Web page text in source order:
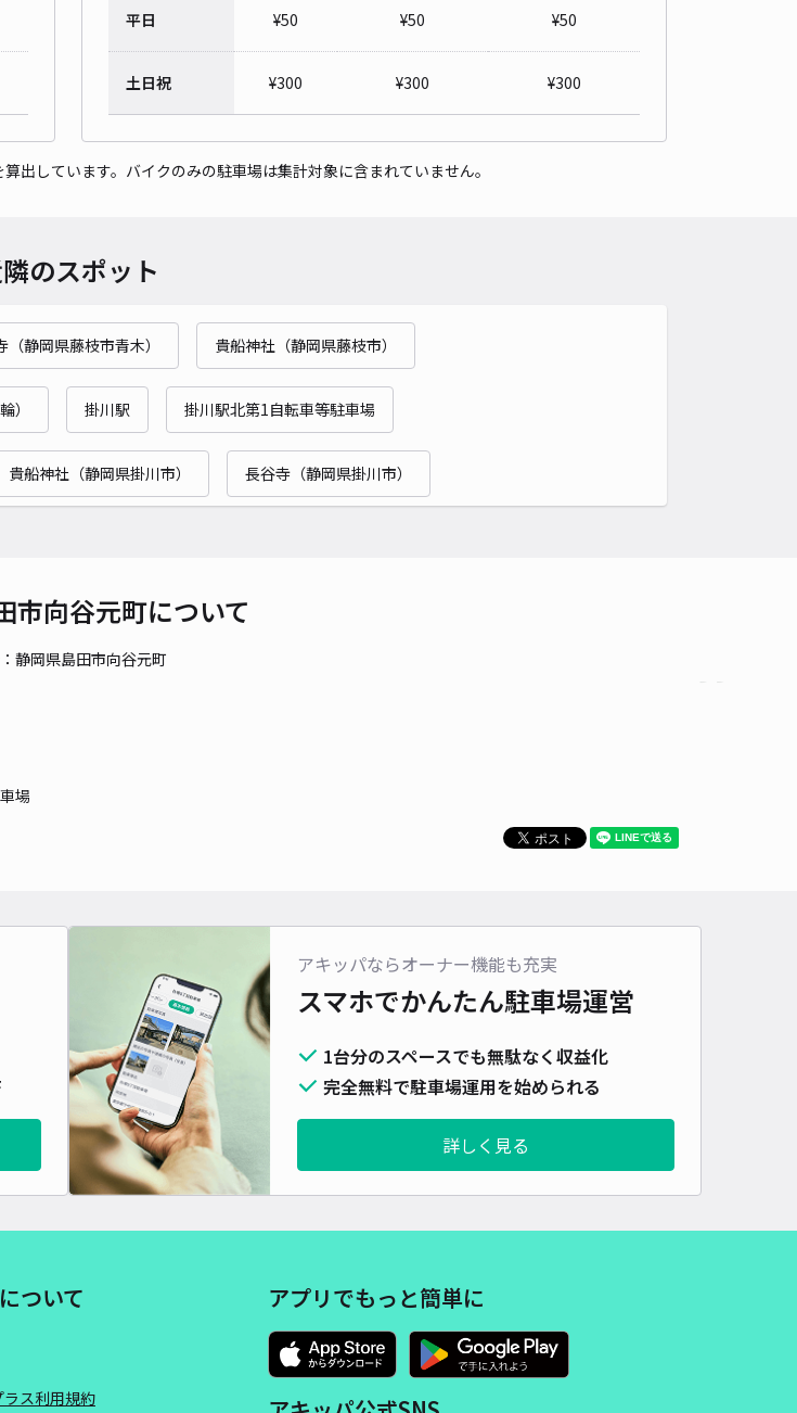
平日 ¥50 ¥50 ¥50
土日祝 ¥300 ¥300 ¥300
出しています。バイクのみの駐車場は集計対象に含まれていません。
のスポット
（静岡県藤枝市青木） 貴船神社（静岡県藤枝市）
） 掛川駅 掛川駅北第1自転車等駐車場
貴船神社（静岡県掛川市） 長谷寺（静岡県掛川市）
市向谷元町について
静岡県島田市向谷元町
場
アキッパならオーナー機能も充実
スマホでかんたん駐車場運営
1台分のスペースでも無駄なく収益化
完全無料で駐車場運用を始められる
詳しく見る
ついて
ス利用規約
アプリでもっと簡単に